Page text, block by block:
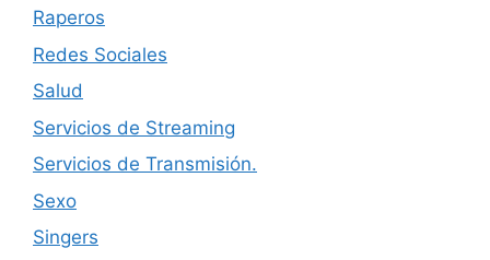
Raperos
Redes Sociales
Salud
Servicios de Streaming
Servicios de Transmisión.
Sexo
Singers